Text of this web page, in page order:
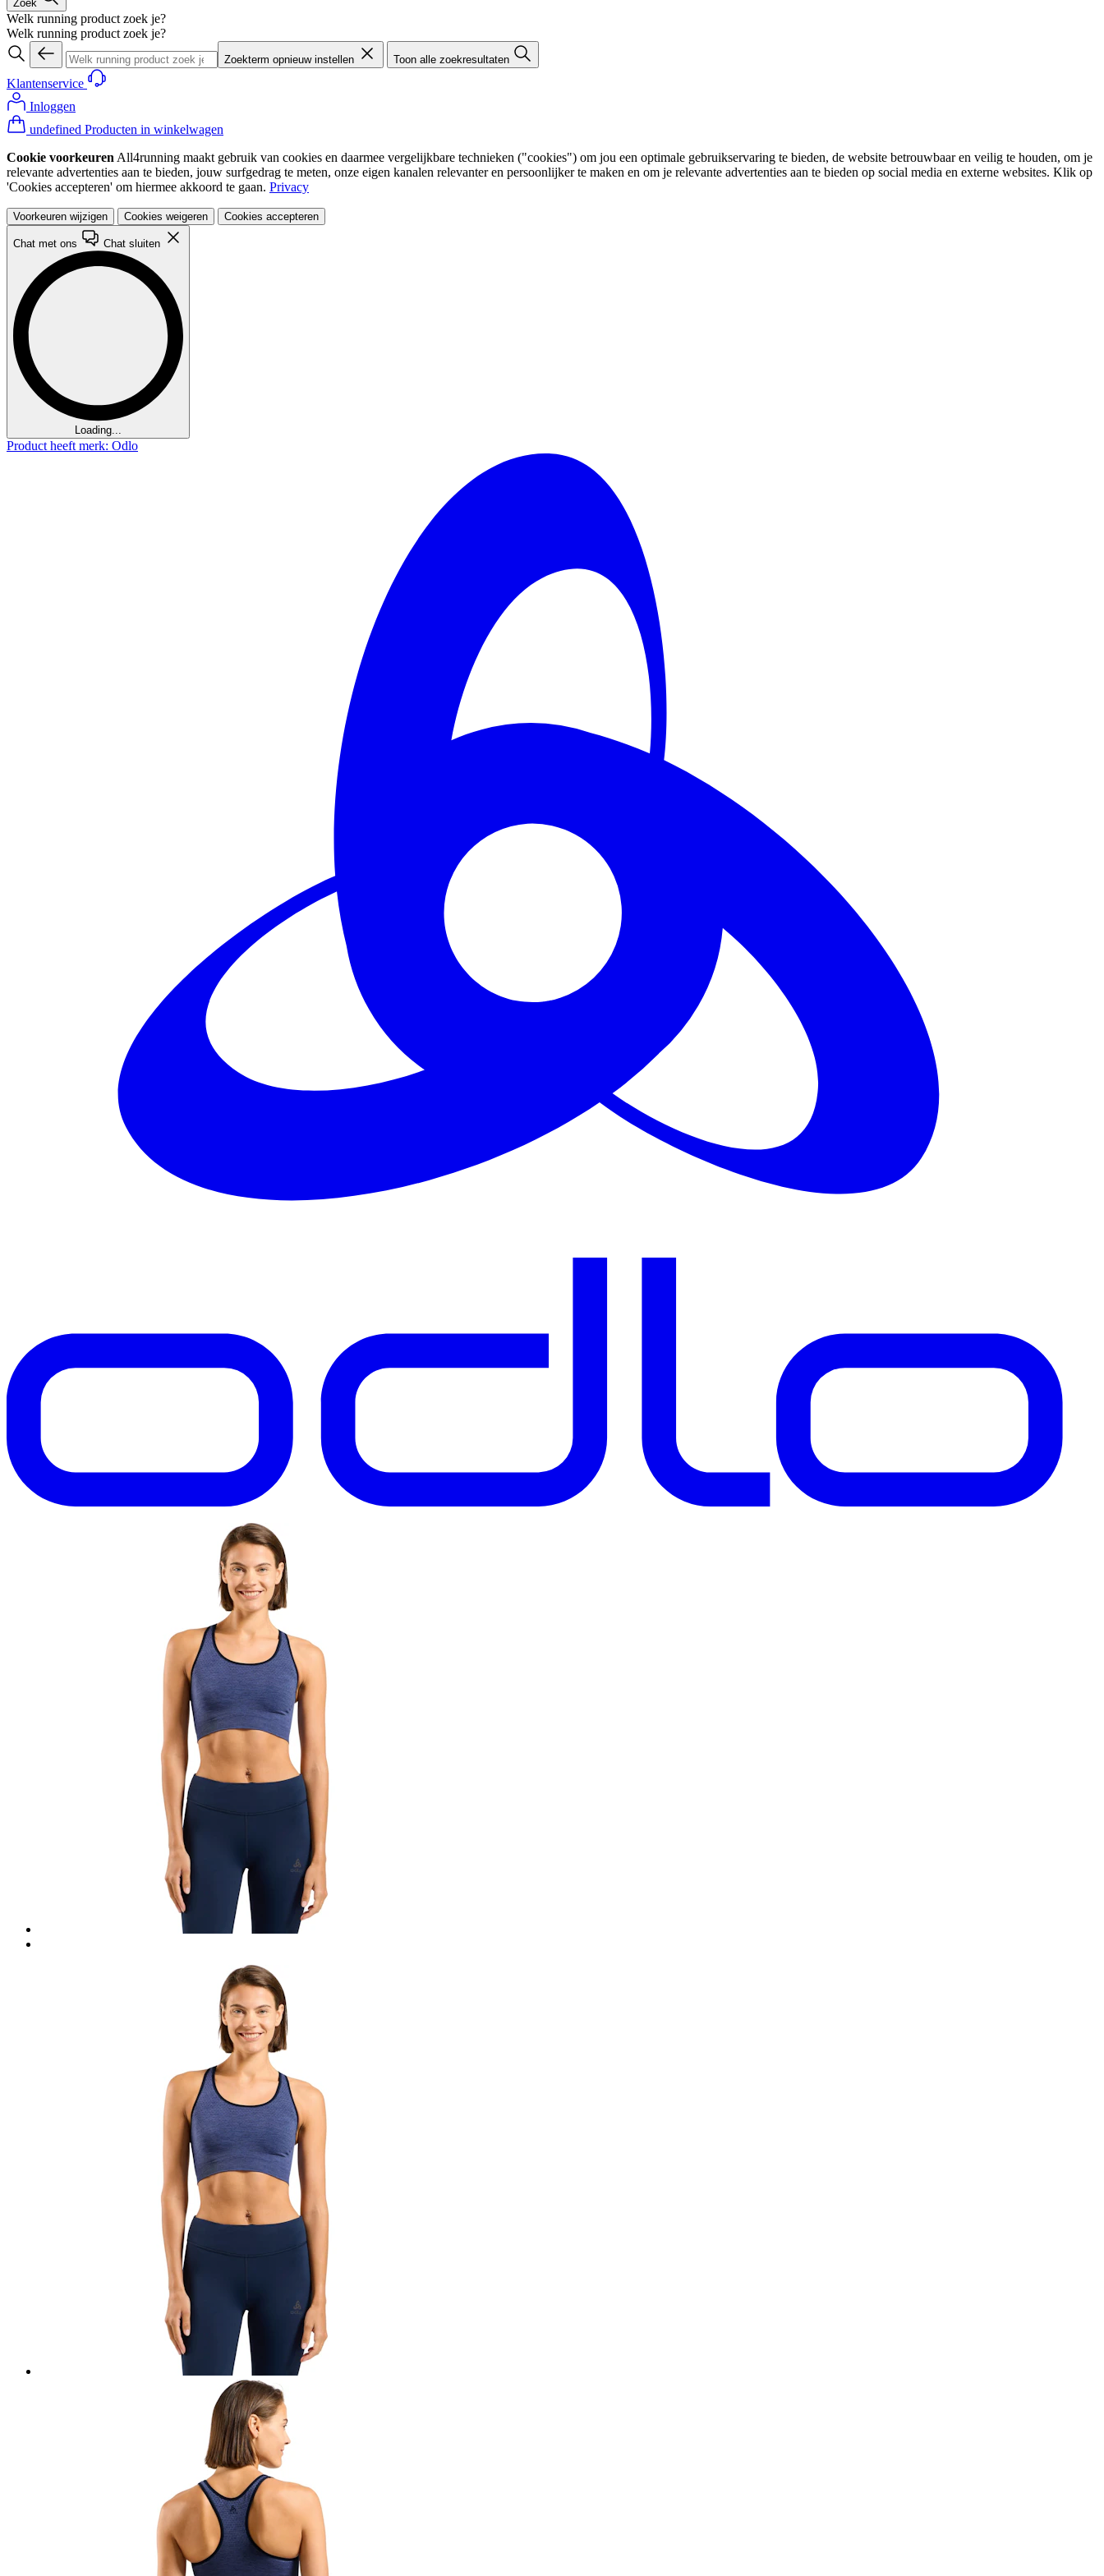
Zoek
Welk running product zoek je?
Welk running product zoek je?
Zoekterm opnieuw instellen Toon alle zoekresultaten
Klantenservice
Inloggen
undefined Producten in winkelwagen
Cookie voorkeuren All4running maakt gebruik van cookies en daarmee vergelijkbare technieken ("cookies") om jou een optimale gebruikservaring te bieden, de website betrouwbaar en veilig te houden, om je
relevante advertenties aan te bieden, jouw surfgedrag te meten, onze eigen kanalen relevanter en persoonlijker te maken en om je relevante advertenties aan te bieden op social media en externe websites. Klik op
'Cookies accepteren' om hiermee akkoord te gaan. Privacy
Voorkeuren wijzigen Cookies weigeren Cookies accepteren
Chat met ons Chat sluiten
Loading...
Product heeft merk: Odlo